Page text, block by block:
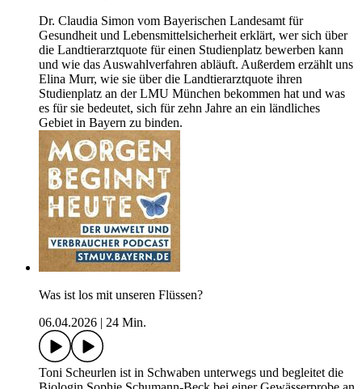
Dr. Claudia Simon vom Bayerischen Landesamt für
Gesundheit und Lebensmittelsicherheit erklärt, wer sich über
die Landtierarztquote für einen Studienplatz bewerben kann
und wie das Auswahlverfahren abläuft. Außerdem erzählt uns
Elina Murr, wie sie über die Landtierarztquote ihren
Studienplatz an der LMU München bekommen hat und was
es für sie bedeutet, sich für zehn Jahre an ein ländliches
Gebiet in Bayern zu binden.
Was ist los mit unseren Flüssen?
06.04.2026
24 Min.
Toni Scheurlen ist in Schwaben unterwegs und begleitet die